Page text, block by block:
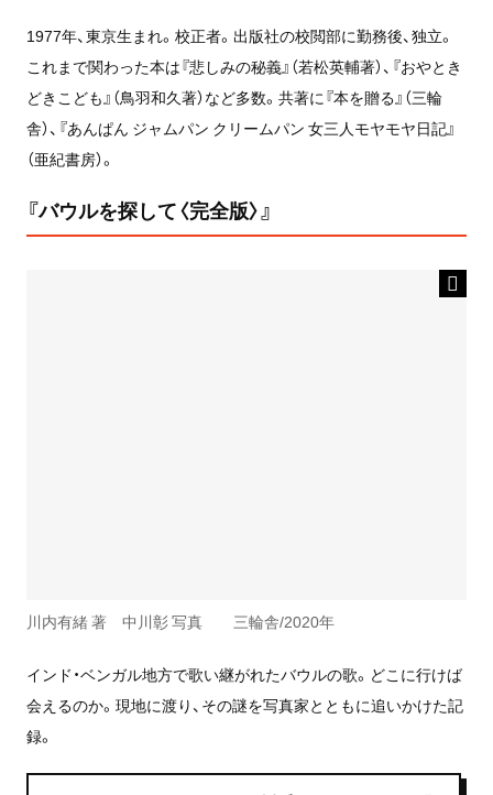
1977年、東京生まれ。校正者。出版社の校閲部に勤務後、独立。
これまで関わった本は『悲しみの秘義』（若松英輔著）、『おやとき
どきこども』（鳥羽和久著）など多数。共著に『本を贈る』（三輪
舎）、『あんぱん ジャムパン クリームパン 女三人モヤモヤ日記』
（亜紀書房）。
『バウルを探して〈完全版〉』
川内有緒 著 中川彰 写真 三輪舎/2020年
インド・ベンガル地方で歌い継がれたバウルの歌。どこに行けば
会えるのか。現地に渡り、その謎を写真家とともに追いかけた記
録。